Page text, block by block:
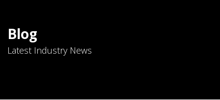
Blog
Latest Industry News